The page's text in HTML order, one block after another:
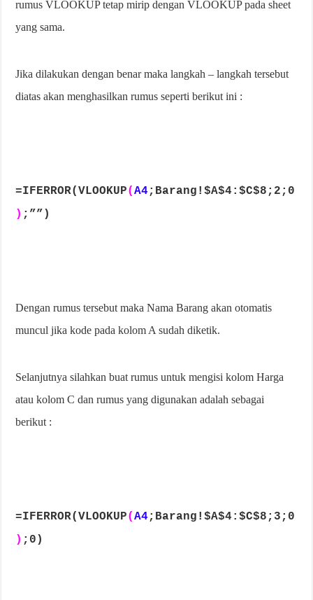
rumus VLOOKUP tetap mirip dengan VLOOKUP pada sheet
yang sama.
Jika dilakukan dengan benar maka langkah – langkah tersebut
diatas akan menghasilkan rumus seperti berikut ini :
=IFERROR(VLOOKUP(A4;Barang!$A$4:$C$8;2;0
) ;””)
Dengan rumus tersebut maka Nama Barang akan otomatis
muncul jika kode pada kolom A sudah diketik.
Selanjutnya silahkan buat rumus untuk mengisi kolom Harga
atau kolom C dan rumus yang digunakan adalah sebagai
berikut :
=IFERROR(VLOOKUP(A4;Barang!$A$4:$C$8;3;0
) ;0)